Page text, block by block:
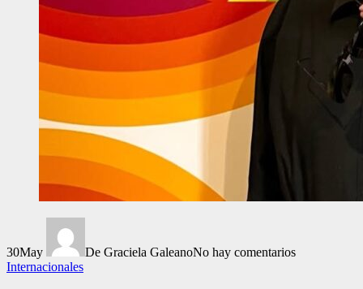
30May De Graciela GaleanoNo hay comentarios
Internacionales